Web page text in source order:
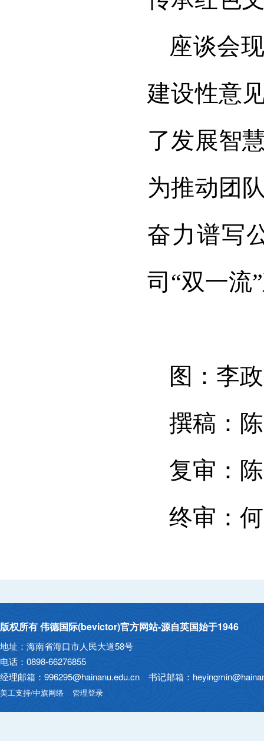
座谈会
建设性意
了发展智
为推动团
奋力谱写
司“双一流
图：李政
撰稿：
复审：
终审：
版权所有 伟德国际(bevictor)官方网站-源自英国始于1946
地址：海南省海口市人民大道58号
电话：0898-66276855
经理邮箱：996295@hainanu.edu.cn 书记邮箱：
美工支持/中旗网络 管理登录